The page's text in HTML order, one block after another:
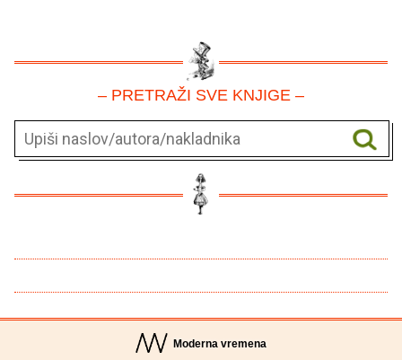
– PRETRAŽI SVE KNJIGE –
Moderna vremena